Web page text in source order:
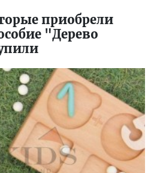
приобрели
"Дерево